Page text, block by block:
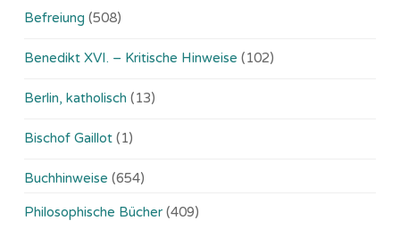
Befreiung (508)
Benedikt XVI. – Kritische Hinweise (102)
Berlin, katholisch (13)
Bischof Gaillot (1)
Buchhinweise (654)
Philosophische Bücher (409)